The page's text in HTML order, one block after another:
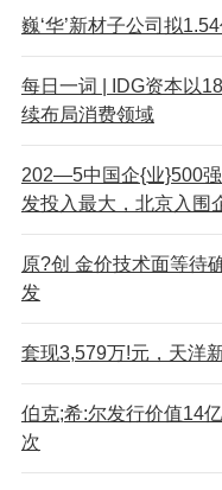
巍‘华’新材子公司拟
每日一词 | IDG资本以
续布局消费领域
202—5中国企{业}500
发投入最大，北京入围
原?创 金价技术面等待
发
套现3,579万!元，天洋
伯克;希:尔发行价值14
次